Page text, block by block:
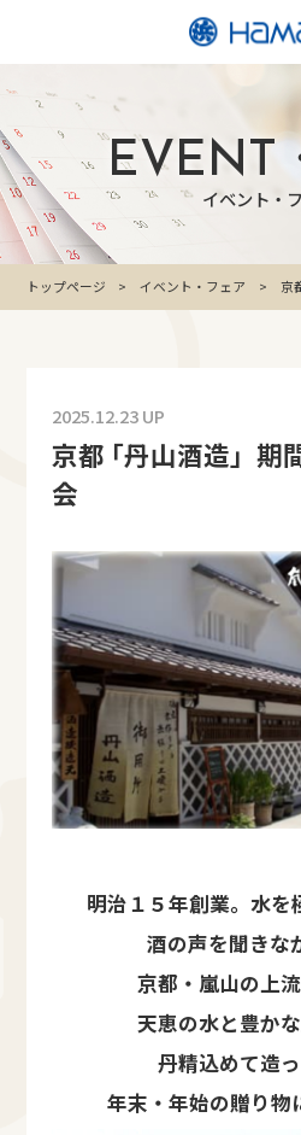
EVENT
イベント・
トップページ イベント・フェア 京
2025.12.23 UP
京都 ｢丹山酒造」期
会
明治１５年創業。水を
酒の声を聞きな
京都・嵐山の上流
天恵の水と豊かな
丹精込めて造
年末・年始の贈り物